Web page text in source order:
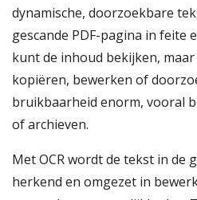
dynamische, doorzoekbare
gescande PDF-pagina in feite
kunt de inhoud bekijken,
kopiëren, bewerken of
bruikbaarheid enorm, vooral
of archieven.
Met OCR wordt de tekst in de
herkend en omgezet in